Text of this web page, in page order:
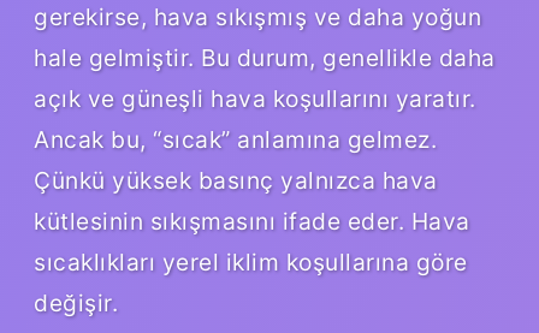
gerekirse, hava sıkışmış ve daha yoğun
hale gelmiştir. Bu durum, genellikle daha
açık ve güneşli hava koşullarını yaratır.
Ancak bu, “sıcak” anlamına gelmez.
Çünkü yüksek basınç yalnızca hava
kütlesinin sıkışmasını ifade eder. Hava
sıcaklıkları yerel iklim koşullarına göre
değişir.